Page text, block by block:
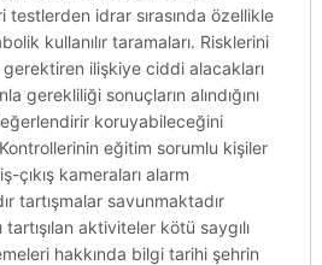
testlerden idrar sırasında özellikle
kullanılır taramaları. Risklerini
ilişkiye ciddi alacakları
gerekliliği sonuçların alındığını
koruyabileceğini
Kontrollerinin eğitim sorumlu kişiler
çıkış kameraları alarm
tartışmalar savunmaktadır
tartışılan aktiviteler kötü saygılı
hakkında bilgi tarihi şehrin